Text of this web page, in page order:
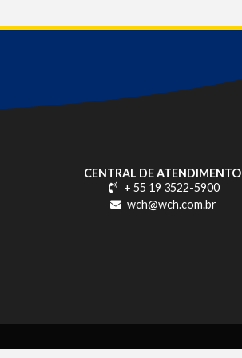
CENTRAL DE ATENDIMENTO
+ 55 19 3522-5900
wch@wch.com.br